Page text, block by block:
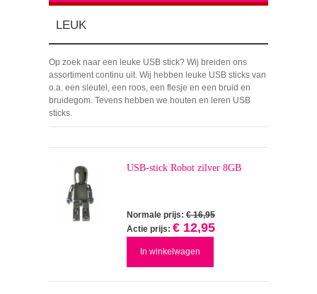
LEUK
Op zoek naar een leuke USB stick? Wij breiden ons
assortiment continu uit. Wij hebben leuke USB sticks van
o.a. een sleutel, een roos, een flesje en een bruid en
bruidegom. Tevens hebben we houten en leren USB
sticks.
USB-stick Robot zilver 8GB
Normale prijs: € 16,95
Actie prijs: € 12,95
In winkelwagen